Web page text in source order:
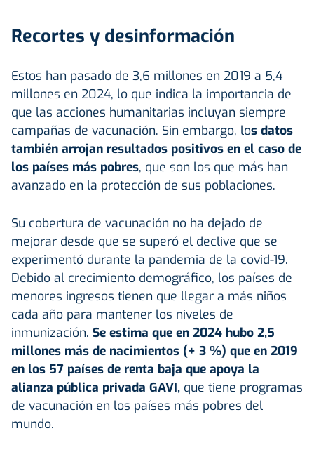
Recortes y desinformación
Estos han pasado de 3,6 millones en 2019 a 5,4
millones en 2024, lo que indica la importancia de
que las acciones humanitarias incluyan siempre
campañas de vacunación. Sin embargo, los datos
también arrojan resultados positivos en el caso de
los países más pobres, que son los que más han
avanzado en la protección de sus poblaciones.
Su cobertura de vacunación no ha dejado de
mejorar desde que se superó el declive que se
experimentó durante la pandemia de la covid-19.
Debido al crecimiento demográfico, los países de
menores ingresos tienen que llegar a más niños
cada año para mantener los niveles de
inmunización. Se estima que en 2024 hubo 2,5
millones más de nacimientos (+ 3 %) que en 2019
en los 57 países de renta baja que apoya la
alianza pública privada GAVI, que tiene programas
de vacunación en los países más pobres del
mundo.